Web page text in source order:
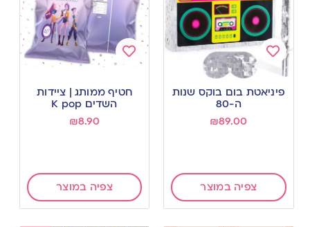
Add
to
wishlist
פיניאטת בום בוקס שנות
ה-80
₪89.00
צפיה במוצר
wishlist
חטיף ממותג | ציידות
השדים K pop
₪8.90
צפיה במוצר